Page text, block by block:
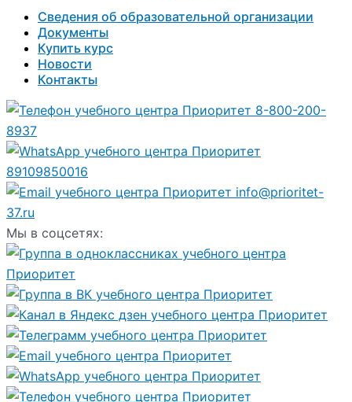
Сведения об образовательной организации
Документы
Купить курс
Новости
Контакты
8-800-200-
8937
89109850016
info@prioritet-
37.ru
Мы в соцсетях: